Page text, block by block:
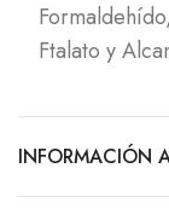
Ftalato y
INFORMACIÓN